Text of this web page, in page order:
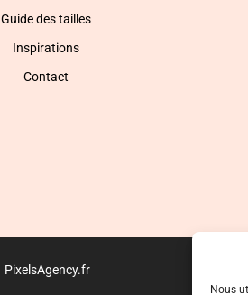
Nous
Guide des tailles
Inspirations
Contact
PixelsAgency.fr